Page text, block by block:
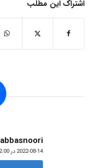
اشتراک این مطلب
abbasnoori
گفته:
2022-08-14 در 2:00 ب.ظ